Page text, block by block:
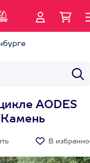
AODES
В